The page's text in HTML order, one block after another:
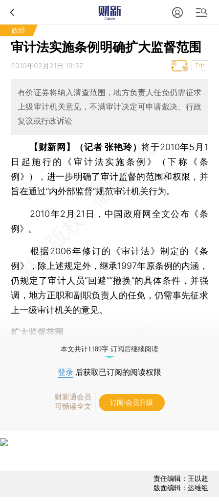
政经
审计法实施条例明确扩大监督范围
2010年02月21日 19:37 T中
有价证券将纳入清查范围，地方负责人任免仍需征求
上级审计机关意见，不满审计决定可申请裁决、行政
复议或行政诉讼
【财新网】（记者 张艳玲）将于2010年5月1
日起施行的《审计法实施条例》（下称《条
例》），进一步明确了审计监督的范围和权限，并
旨在通过“内外部监督”规范审计机关行为。
2010年2月21日，中国政府网全文公布《条
例》。
根据2006年修订的《审计法》制定的《条
例》，除上述规定外，继承1997年原条例的内涵，
仍规定了审计人员“回避”“撤换”的具体条件，并强
调，地方正职和副职负责人的任免，仍需事先征求
上一级审计机关的意见。
扩大监督范围
本文共计1189字 订阅后继续阅读
登录 后获取已订阅的阅读权限
财新通会员
可畅读全文
订阅/会员升级
责任编辑：王以超
版面编辑：运维组